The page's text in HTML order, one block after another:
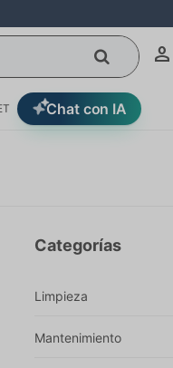
Chat con IA
Categorías
Limpieza
Mantenimiento